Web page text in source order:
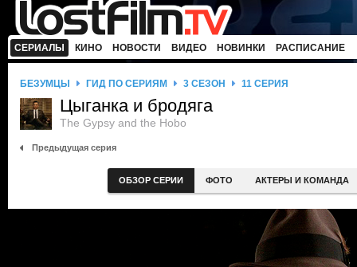
СЕРИАЛЫ КИНО НОВОСТИ ВИДЕО НОВИНКИ РАСПИСАНИЕ
БЕЗУМЦЫ ГИД ПО СЕРИЯМ 3 СЕЗОН 11 СЕРИЯ
Цыганка и бродяга
The Gypsy and the Hobo
Предыдущая серия
ОБЗОР СЕРИИ ФОТО АКТЕРЫ И КОМАНДА